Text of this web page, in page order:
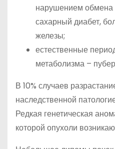
нарушением
сахарный диабет,
железы;
естественные
метаболизма –
В 10% случаев
наследственной
Редкая генетическая
которой опухоли